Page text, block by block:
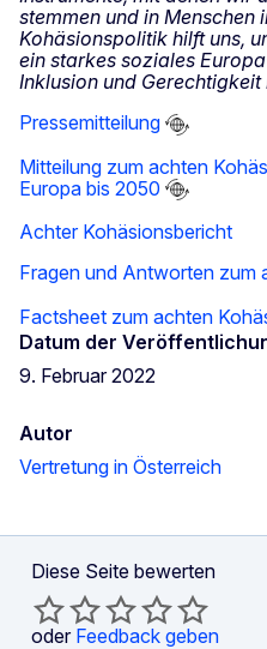
stemmen und in Menschen
Kohäsionspolitik hilft uns,
ein starkes soziales
Inklusion und Gerechtigkeit
Pressemitteilung
Mitteilung zum achten
Europa bis 2050
Achter Kohäsionsbericht
Fragen und Antworten zum
Factsheet zum achten
Datum der
9. Februar 2022
Autor
Vertretung in Österreich
Diese Seite bewerten
oder Feedback geben